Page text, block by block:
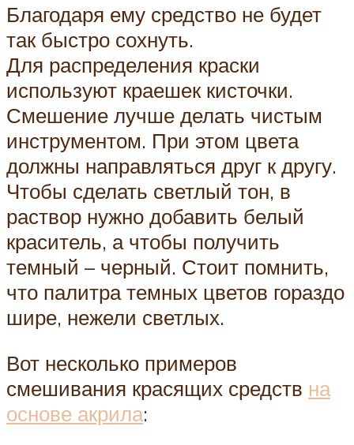
Благодаря ему средство не будет
так быстро сохнуть.
Для распределения краски
используют краешек кисточки.
Смешение лучше делать чистым
инструментом. При этом цвета
должны направляться друг к другу.
Чтобы сделать светлый тон, в
раствор нужно добавить белый
краситель, а чтобы получить
темный – черный. Стоит помнить,
что палитра темных цветов гораздо
шире, нежели светлых.
Вот несколько примеров
смешивания красящих средств на
основе акрила: